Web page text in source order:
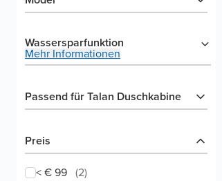
Wassersparfunktion
Mehr Informationen
Passend für Talan Duschkabine
Preis
< € 99 (2)